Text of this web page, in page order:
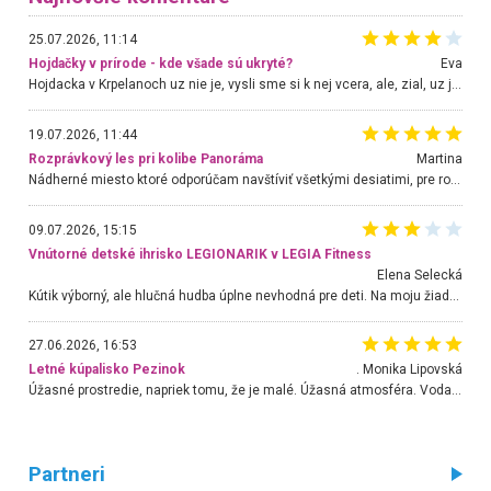
25.07.2026, 11:14
Hojdačky v prírode - kde všade sú ukryté?
Eva
Hojdacka v Krpelanoch uz nie je, vysli sme si k nej vcera, ale, zial, uz je znicena. Ak sem planujete cestu len kvoli hojdacke, mozete si ju usetrit. Krasny vyhlad je tu vsak aj bez hojdacky :-)
19.07.2026, 11:44
Rozprávkový les pri kolibe Panoráma
Martina
Nádherné miesto ktoré odporúčam navštíviť všetkými desiatimi, pre rodiny s deťmi, dôchodcom... Proste a jednoducho ozaj rozprávkový les.. určite ešte prídeme. Odniesli sme si na pamiatku krásne tričká,
09.07.2026, 15:15
Vnútorné detské ihrisko LEGIONARIK v LEGIA Fitness
Elena Selecká
27.06.2026, 16:53
Letné kúpalisko Pezinok
. Monika Lipovská
Úžasné prostredie, napriek tomu, že je malé. Úžasná atmosféra. Voda fantastická a nádherná. Ľudí je pomerne veľa, ale su mili a ohľaduplní. Je veľmi zaujímavé sledovať, ako dokážu spolu športovať cudzí ľudia a bez ohľadu na vek. Vládne tu pohoda. Vnuka neviem dostať z vody. Ďakujem za krásny deň . Urcite sa sem vrátim. Jediný problém je s parkovaním, ale aj ten sa mi podarilo vyriešiť. Monika Bratislava
Partneri